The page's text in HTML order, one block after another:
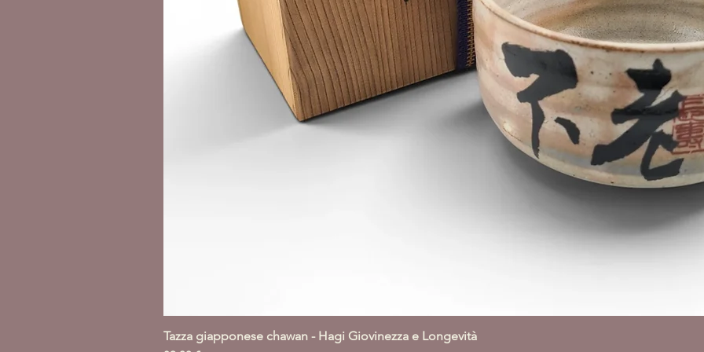
Tazza giapponese chawan - Hagi Giovinezza e Longevità